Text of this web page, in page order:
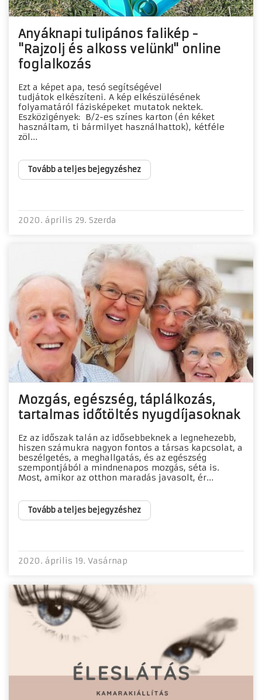
Anyáknapi tulipános falikép -
"Rajzolj és alkoss velünk!" online
foglalkozás
Ezt a képet apa, tesó segítségével
tudjátok elkészíteni. A kép elkészülésének
folyamatáról fázisképeket mutatok nektek.
Eszközigények: B/2-es színes karton (én kéket
használtam, ti bármilyet használhattok), kétféle
zöl...
Tovább a teljes bejegyzéshez
2020. április 29. Szerda
Mozgás, egészség, táplálkozás,
tartalmas időtöltés nyugdíjasoknak
Ez az időszak talán az idősebbeknek a legnehezebb,
hiszen számukra nagyon fontos a társas kapcsolat, a
beszélgetés, a meghallgatás, és az egészség
szempontjából a mindnenapos mozgás, séta is.
Most, amikor az otthon maradás javasolt, ér...
Tovább a teljes bejegyzéshez
2020. április 19. Vasárnap